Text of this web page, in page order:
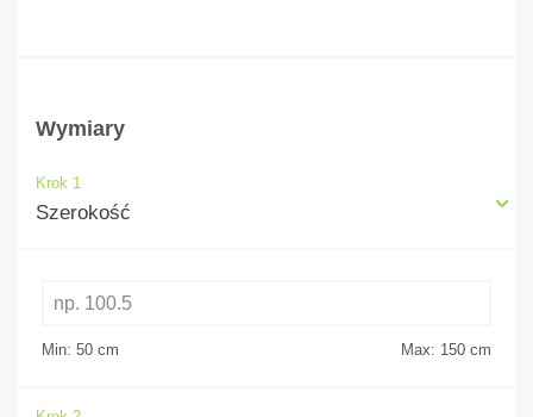
Wymiary
Krok 1
Szerokość
Min: 50 cm Max: 150 cm